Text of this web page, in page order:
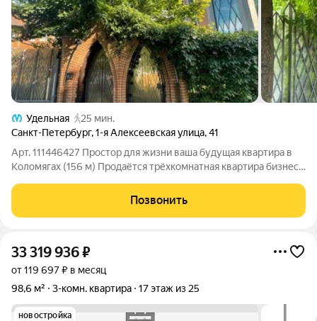
Удельная
25 мин.
Санкт-Петербург,1-я Алексеевская улица,41
Арт. 111446427 Простор для жизни ваша будущая квартира в
Коломягах (156 м) Продаётся трёхкомнатная квартира бизнес-
хочется жить: в
Позвонить
33 319 936₽
от 119 697 ₽ в месяц
98,6 м²
3-комн. квартира 17 этаж из 25
новостройка